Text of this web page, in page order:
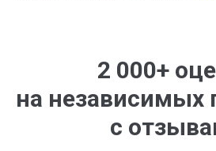
2 000+
на независимых
с